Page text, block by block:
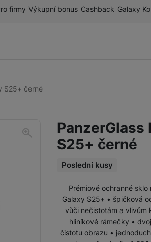
firmy Výkupní bonus Cashback Galaxy
k mobilnímu
a tvrzená skla
k chytrým
k chytrým hodinkám
S25+ černé
PanzerGlass
S25+ černé
Poslední kusy
Prémiové ochranné
Galaxy S25+ • špičková
vůči nečistotám a vlivům
hliníkové rámečky •
čistotu obrazu •